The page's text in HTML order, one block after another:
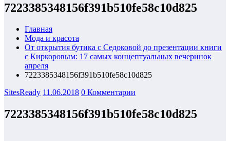
7223385348156f391b510fe58c10d825
Главная
Мода и красота
От открытия бутика с Седоковой до презентации книги
с Киркоровым: 17 самых концептуальных вечеринок
апреля
7223385348156f391b510fe58c10d825
SitesReady 11.06.2018 0 Комментарии
7223385348156f391b510fe58c10d825